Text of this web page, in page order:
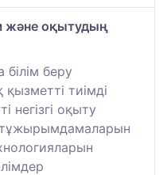
және оқытудың
беру
тиімді
негізгі оқыту
тұжырымдамаларын